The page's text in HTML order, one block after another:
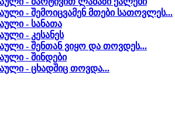
- შემოიცვამენ მთები სათოვლეს...
- სანათა
- კესანეს
- შენთან ვიყო და თოვდეს...
- შინდები
- ცხადშიც თოვდა...